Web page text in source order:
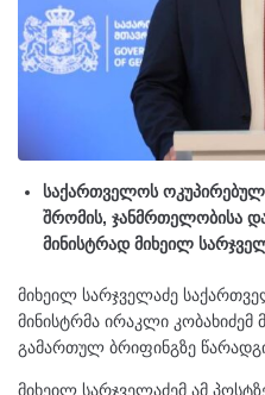
საქართველოს
შრომის, ჯანმრთელობისა
მინისტრადმიხეილ
მიხეილ სარჯველაძე
მინისტრმა ირაკლი კობახიძემ
გამართულ ბრიფინგზე
მიხეილ სარჯველაძემ ამ